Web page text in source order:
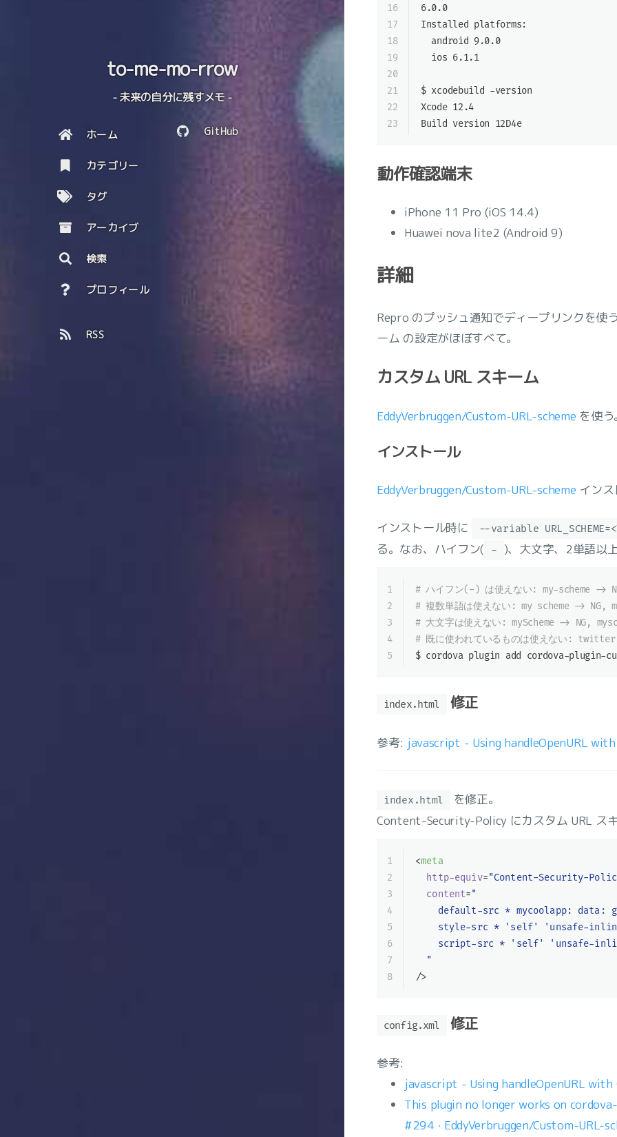
to-me-mo-rrow
- 未来の自分に残すメモ -
ホーム
カテゴリー
タグ
アーカイブ
検索
プロフィール
GitHub
RSS
16
17
18
19
20
21
22
23
6.0.0
Installed platforms:
  android 9.0.0
  ios 6.1.1
$ xcodebuild -version
Xcode 12.4
Build version 12D4e
動作確認端末
iPhone 11 Pro (iOS 14.4)
Huawei nova lite2 (Android 9)
詳細
Repro のプッシュ通知でディープリンクを使
ーム の設定がほぼすべて。
カスタム URL スキーム
EddyVerbruggen/Custom-URL-scheme を使う。
インストール
EddyVerbruggen/Custom-URL-scheme インス
インストール時に --variable
る。なお、ハイフン( - )、大文字、2単語以
1
2
3
4
5
# ハイフン(-) は使えない: my-scheme ->
# 複数単語は使えない: my scheme -> NG,
# 大文字は使えない: myScheme -> NG,
# 既に使われているものは使えない:
$ cordova plugin add cordova-plugin-
index.html 修正
参考: javascript - Using handleOpenURL
index.html
を修正。
Content-Security-Policy にカスタム URL ス
1
2
3
4
5
6
7
8
<meta
http-equiv="Content-Security-
content="
default-src * mycoolapp: data:
style-src * 'self' 'unsafe-
script-src * 'self' 'unsafe-
  "
/>
config.xml 修正
参考:
javascript - Using handleOpenURL
This plugin no longer works on
#294 · EddyVerbruggen/Custom-URL-